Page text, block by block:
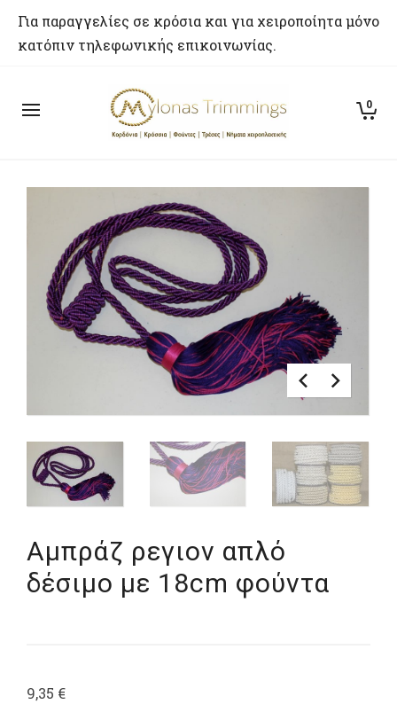
Για παραγγελίες σε κρόσια και για χειροποίητα μόνο
κατόπιν τηλεφωνικής επικοινωνίας.
0
Αμπράζ ρεγιον απλό
δέσιμο με 18cm φούντα
9,35 €